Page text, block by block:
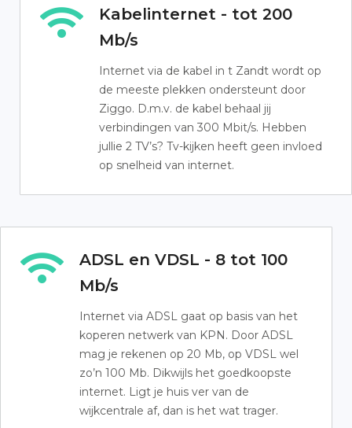
Kabelinternet - tot 200
Mb/s
Internet via de kabel in t Zandt wordt op
de meeste plekken ondersteunt door
Ziggo. D.m.v. de kabel behaal jij
verbindingen van 300 Mbit/s. Hebben
jullie 2 TV’s? Tv-kijken heeft geen invloed
op snelheid van internet.
ADSL en VDSL - 8 tot 100
Mb/s
Internet via ADSL gaat op basis van het
koperen netwerk van KPN. Door ADSL
mag je rekenen op 20 Mb, op VDSL wel
zo’n 100 Mb. Dikwijls het goedkoopste
internet. Ligt je huis ver van de
wijkcentrale af, dan is het wat trager.